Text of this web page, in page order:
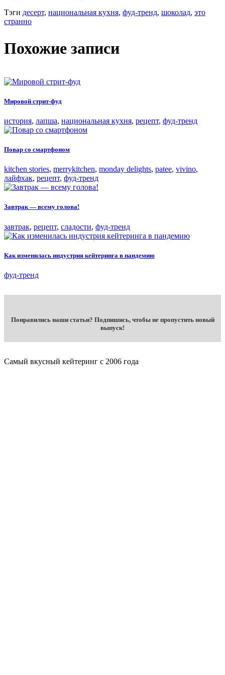
Тэги десерт, национальная кухня, фуд-тренд, шоколад, это
странно
Похожие записи
Мировой стрит-фуд
история, лапша, национальная кухня, рецепт, фуд-тренд
Повар со смартфоном
kitchen stories, merrykitchen, monday delights, patee, vivino,
лайфхак, рецепт, фуд-тренд
Завтрак — всему голова!
завтрак, рецепт, сладости, фуд-тренд
Как изменилась индустрия кейтеринга в пандемию
фуд-тренд
Понравились наши статьи? Подпишись, чтобы не пропустить новый
выпуск!
Самый вкусный кейтеринг с 2006 года